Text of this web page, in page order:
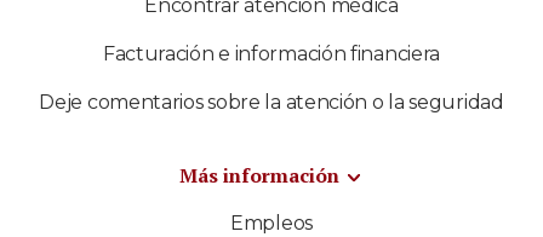
Encontrar atención médica
Facturación e información financiera
Deje comentarios sobre la atención o la seguridad
Más información
Empleos